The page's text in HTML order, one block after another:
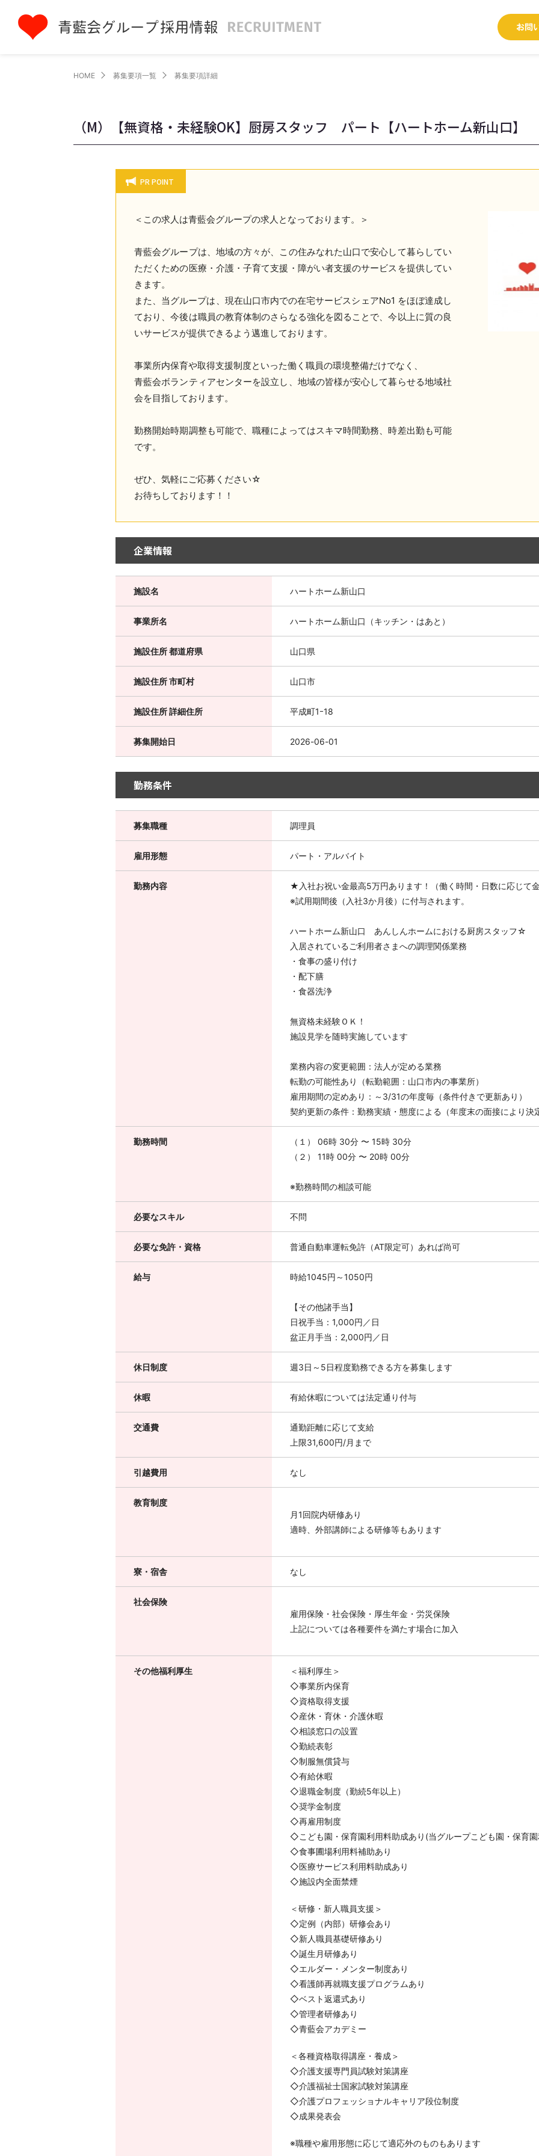
HOME 募集要項一覧 募集要項詳細
（M）【無資格・未経験OK】厨房スタッフ パート【ハートホーム新山口】
PR POINT
＜この求人は青藍会グループの求人となっております。＞
青藍会グループは、地域の方々が、この住みなれた山口で安心して暮らしてい
ただくための医療・介護・子育て支援・障がい者支援のサービスを提供してい
きます。
また、当グループは、現在山口市内での在宅サービスシェアNo1 をほぼ達成し
ており、今後は職員の教育体制のさらなる強化を図ることで、今以上に質の良
いサービスが提供できるよう邁進しております。
事業所内保育や取得支援制度といった働く職員の環境整備だけでなく、
青藍会ボランティアセンターを設立し、地域の皆様が安心して暮らせる地域社
会を目指しております。
勤務開始時期調整も可能で、職種によってはスキマ時間勤務、時差出勤も可能
です。
ぜひ、気軽にご応募ください☆
お待ちしております！！
企業情報
施設名 ハートホーム新山口
事業所名 ハートホーム新山口（キッチン・はあと）
施設住所 都道府県 山口県
施設住所 市町村 山口市
施設住所 詳細住所 平成町1ｰ18
募集開始日 2026-06-01
勤務条件
募集職種 調理員
雇用形態 パート・アルバイト
勤務内容
★入社お祝い金最高5万円あります！（働く時間・日数に応じて
※試用期間後（入社3か月後）に付与されます。
ハートホーム新山口 あんしんホームにおける厨房スタッフ☆
入居されているご利用者さまへの調理関係業務
・食事の盛り付け
・配下膳
・食器洗浄
無資格未経験ＯＫ！
施設見学を随時実施しています
業務内容の変更範囲：法人が定める業務
転勤の可能性あり（転勤範囲：山口市内の事業所）
雇用期間の定めあり：～3/31の年度毎（条件付きで更新あり）
契約更新の条件：勤務実績・態度による（年度末の面接により決
勤務時間
（１） 06時 30分 〜 15時 30分
（２） 11時 00分 〜 20時 00分
※勤務時間の相談可能
必要なスキル 不問
必要な免許・資格 普通自動車運転免許（AT限定可）あれば尚可
給与 時給1045円～1050円
【その他諸手当】
日祝手当：1,000円／日
盆正月手当：2,000円／日
休日制度 週3日～5日程度勤務できる方を募集します
休暇 有給休暇については法定通り付与
交通費
通勤距離に応じて支給
上限31,600円/月まで
引越費用 なし
教育制度
月1回院内研修あり
適時、外部講師による研修等もあります
寮・宿舎 なし
社会保険
雇用保険・社会保険・厚生年金・労災保険
上記については各種要件を満たす場合に加入
その他福利厚生
＜福利厚生＞
◇事業所内保育
◇資格取得支援
◇産休・育休・介護休暇
◇相談窓口の設置
◇勤続表彰
◇制服無償貸与
◇有給休暇
◇退職金制度（勤続5年以上）
◇奨学金制度
◇再雇用制度
◇こども園・保育園利用料助成あり(当グループこども園・保育
◇食事圃場利用料補助あり
◇医療サービス利用料助成あり
◇施設内全面禁煙
＜研修・新人職員支援＞
◇定例（内部）研修会あり
◇新人職員基礎研修あり
◇誕生月研修あり
◇エルダー・メンター制度あり
◇看護師再就職支援プログラムあり
◇ベスト返還式あり
◇管理者研修あり
◇青藍会アカデミー
＜各種資格取得講座・養成＞
◇介護支援専門員試験対策講座
◇介護福祉士国家試験対策講座
◇介護プロフェッショナルキャリア段位制度
◇成果発表会
※職種や雇用形態に応じて適応外のものもあります